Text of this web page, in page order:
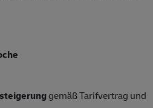
gemäß Tarifvertrag und